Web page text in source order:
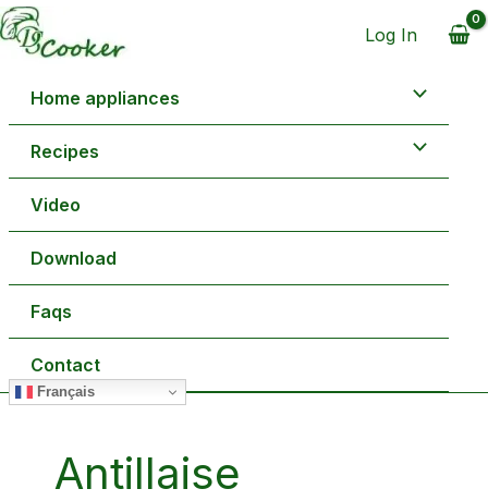
au
contenu
Log In
Home appliances
Recipes
Video
Download
Faqs
Contact
Français
Antillaise